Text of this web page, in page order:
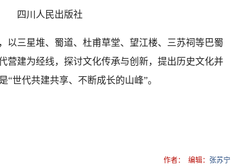
四川人民出版社
以三星堆、蜀道、杜甫草堂、望江楼、三苏祠等巴蜀
营建为经线，探讨文化传承与创新，提出历史文化并
“世代共建共享、不断成长的山峰”。
作者： 编辑： 张苏宁